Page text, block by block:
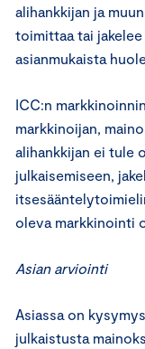
alihankkijan ja
toimittaa tai
asianmukaista
ICC:n
markkinoijan,
alihankkijan ei tule
julkaisemiseen,
oleva markkinointi
Asian arviointi
Asiassa on
julkaistusta